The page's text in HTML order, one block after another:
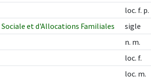
loc. f. p.
Sociale et d'Allocations Familiales
sigle
n. m.
loc. f.
loc. m.